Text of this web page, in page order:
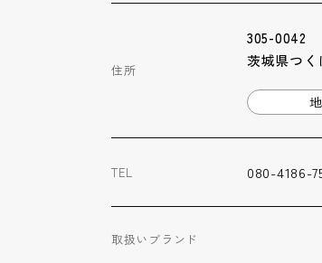
住所
305-0042
茨城県つく
TEL 080-4186-
取扱いブランド